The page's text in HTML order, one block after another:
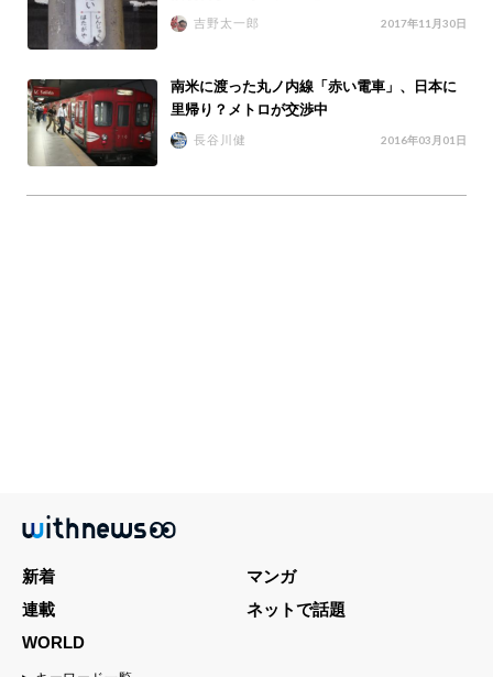
吉野太一郎 2017年11月30日
南米に渡った丸ノ内線「赤い電車」、日本に
里帰り？メトロが交渉中
長谷川健 2016年03月01日
新着
マンガ
連載
ネットで話題
WORLD